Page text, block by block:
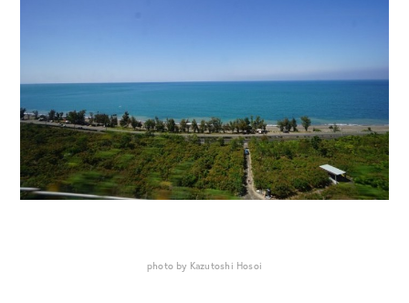
photo by Kazutoshi Hosoi